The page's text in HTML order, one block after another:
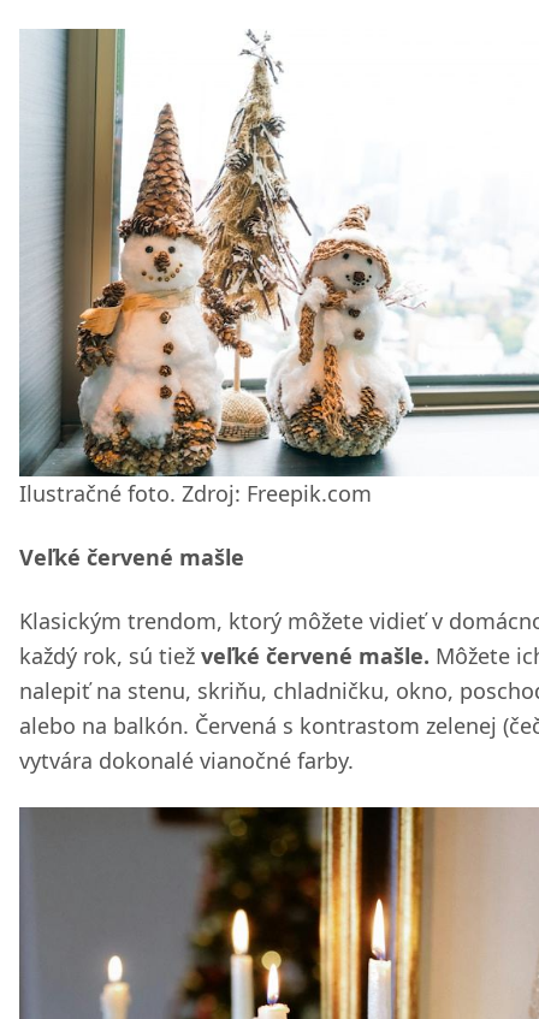
Ilustračné foto. Zdroj: Freepik.com
Veľké červené mašle
Klasickým trendom, ktorý môžete vidieť v
každý rok, sú tiež veľké červené mašle. Môžete
nalepiť na stenu, skriňu, chladničku, okno,
alebo na balkón. Červená s kontrastom zelenej
vytvára dokonalé vianočné farby.